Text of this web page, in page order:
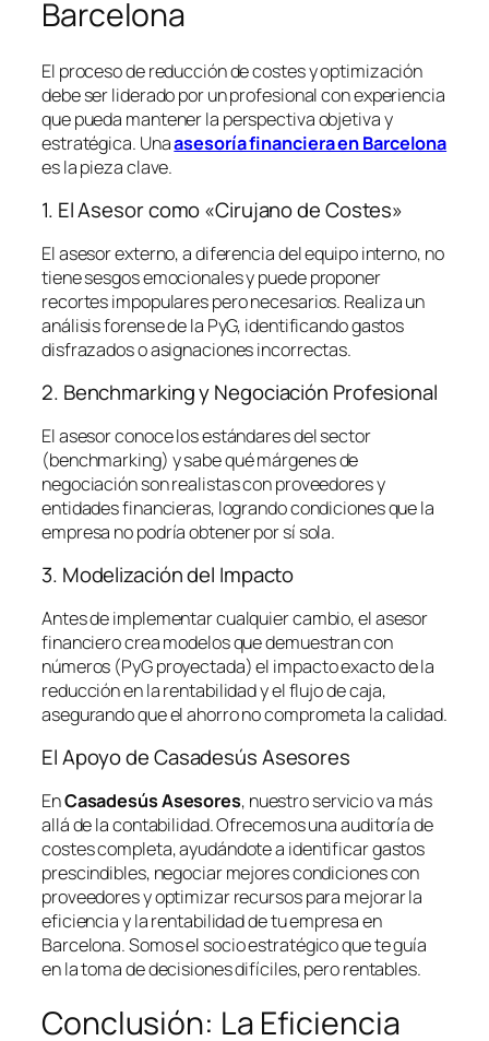
Barcelona
El proceso de reducción de costes y optimización
debe ser liderado por un profesional con experiencia
que pueda mantener la perspectiva objetiva y
estratégica. Unaasesoría financiera en Barcelona
es la pieza clave.
1. El Asesor como «Cirujano de Costes»
El asesor externo, a diferencia del equipo interno, no
tiene sesgos emocionales y puede proponer
recortes impopulares pero necesarios. Realiza un
análisis forense de la PyG, identificando gastos
disfrazados o asignaciones incorrectas.
2. Benchmarking y Negociación Profesional
El asesor conoce los estándares del sector
(benchmarking) y sabe qué márgenes de
negociación son realistas con proveedores y
entidades financieras, logrando condiciones que la
empresa no podría obtener por sí sola.
3. Modelización del Impacto
Antes de implementar cualquier cambio, el asesor
financiero crea modelos que demuestran con
números (PyG proyectada) el impacto exacto de la
reducción en la rentabilidad y el flujo de caja,
asegurando que el ahorro no comprometa la calidad.
El Apoyo de Casadesús Asesores
EnCasadesús Asesores, nuestro servicio va más
allá de la contabilidad. Ofrecemos una auditoría de
costes completa, ayudándote a identificar gastos
prescindibles, negociar mejores condiciones con
proveedores y optimizar recursos para mejorar la
eficiencia y la rentabilidad de tu empresa en
Barcelona. Somos el socio estratégico que te guía
en la toma de decisiones difíciles, pero rentables.
Conclusión: La Eficiencia